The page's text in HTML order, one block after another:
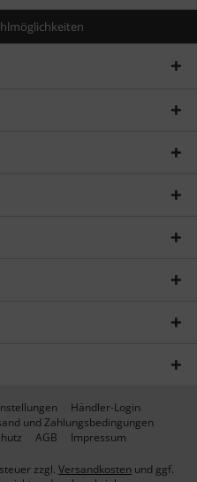
Händler-Login
und Zahlungsbedingungen
AGB Impressum
zzgl. Versandkosten und ggf.